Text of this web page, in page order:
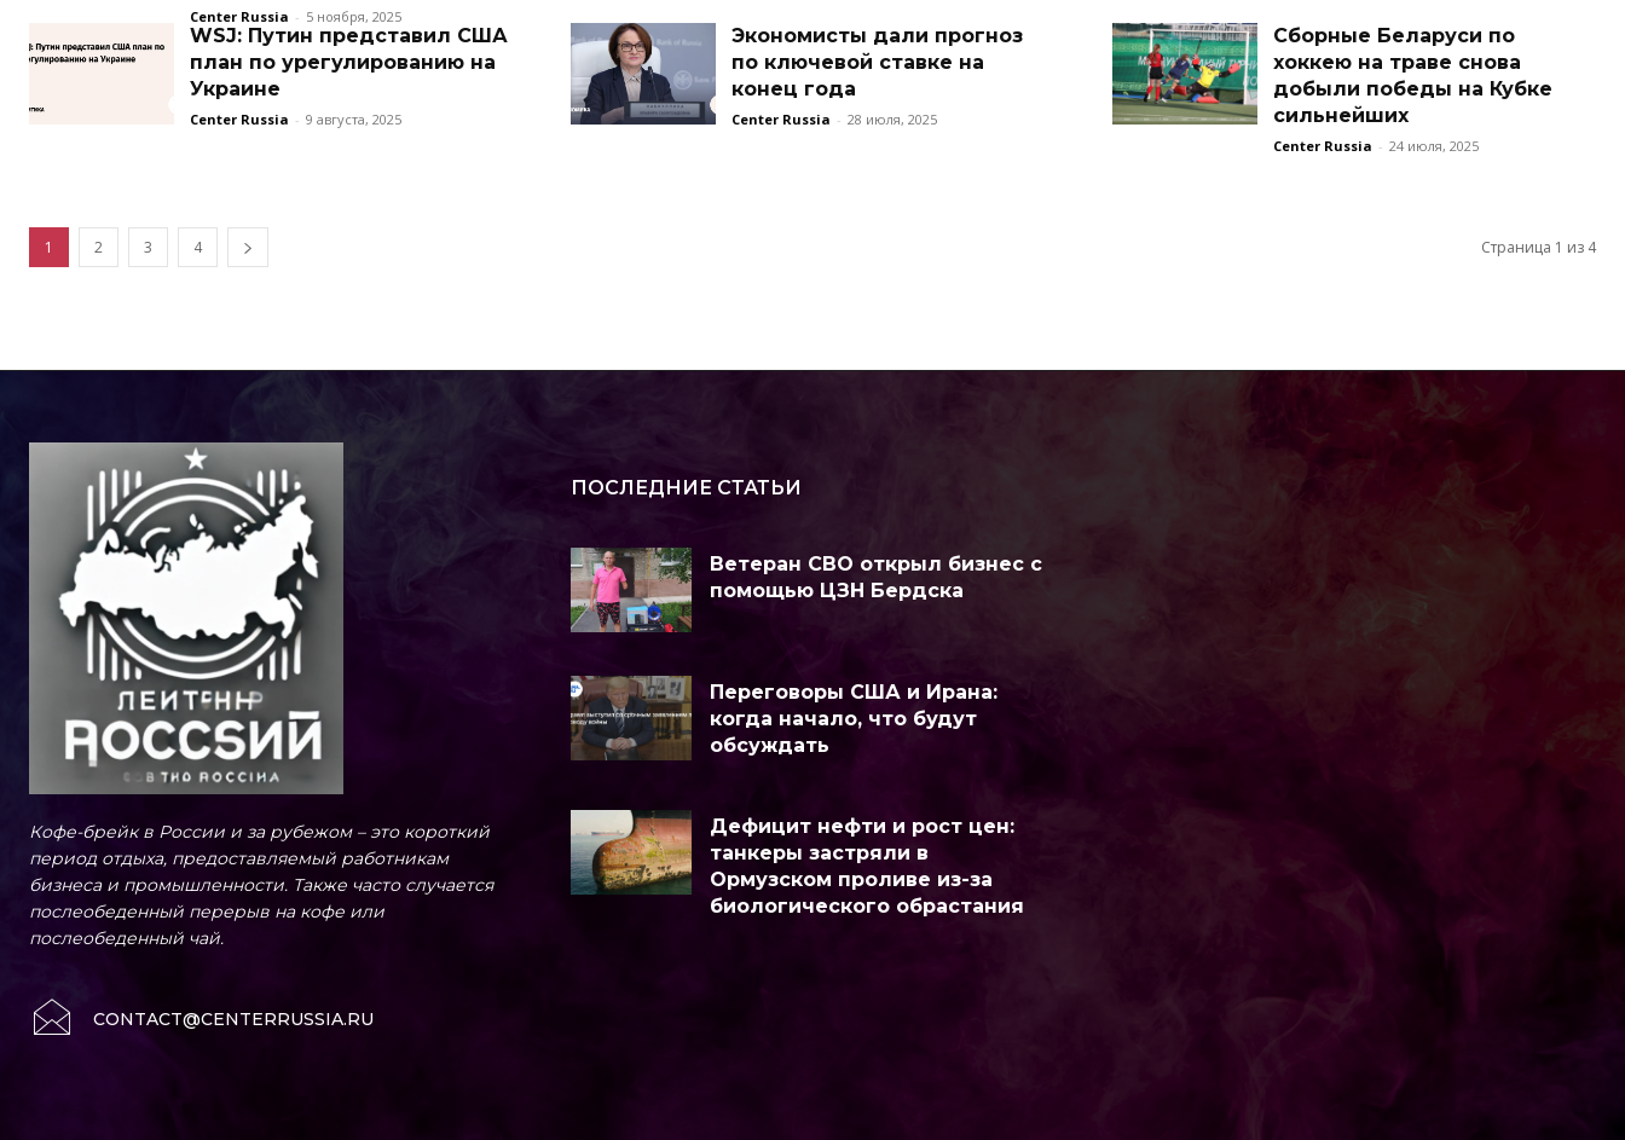
Center Russia - 5 ноября, 2025
WSJ: Путин представил США
план по урегулированию на
Украине
Center Russia - 9 августа, 2025
Экономисты дали прогноз
по ключевой ставке на
конец года
Center Russia - 28 июля, 2025
Сборные Беларуси по
хоккею на траве снова
добыли победы на Кубке
сильнейших
Center Russia - 24 июля, 2025
1 2 3 4 Страница 1 из 4
Кофе-брейк в России и за рубежом – это короткий
период отдыха, предоставляемый работникам
бизнеса и промышленности. Также часто случается
послеобеденный перерыв на кофе или
послеобеденный чай.
CONTACT@CENTERRUSSIA.RU
ПОСЛЕДНИЕ СТАТЬИ
Ветеран СВО открыл бизнес с
помощью ЦЗН Бердска
Переговоры США и Ирана:
когда начало, что будут
обсуждать
Дефицит нефти и рост цен:
танкеры застряли в
Ормузском проливе из-за
биологического обрастания